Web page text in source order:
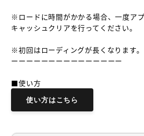
※ロードに時間がかかる場合、一度ア
キャッシュクリアを行ってください。
※初回はローディングが長くなります。
ーーーーーーーーーーーーーーー